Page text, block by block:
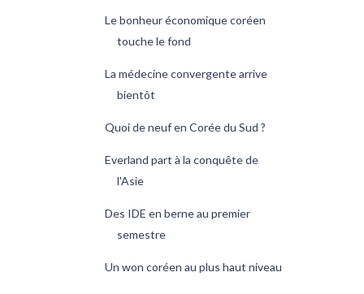
Le bonheur économique coréen
touche le fond
La médecine convergente arrive
bientôt
Quoi de neuf en Corée du Sud ?
Everland part à la conquête de
l'Asie
Des IDE en berne au premier
semestre
Un won coréen au plus haut niveau